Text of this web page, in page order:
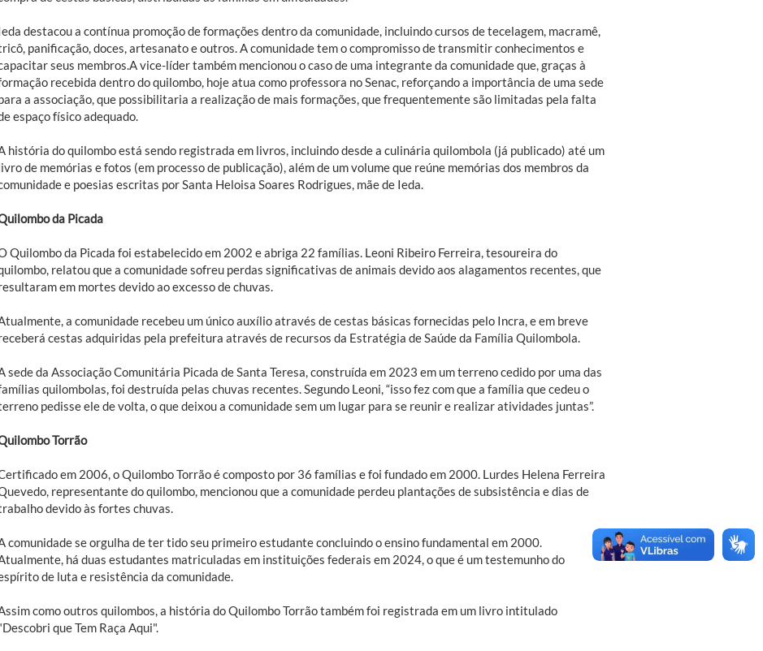
destacou a contínua promoção de formações dentro da comunidade, incluindo cursos de tecelagem, macramê,
panificação, doces, artesanato e outros. A comunidade tem o compromisso de transmitir conhecimentos e
seus membros.A vice-líder também mencionou o caso de uma integrante da comunidade que, graças à
recebida dentro do quilombo, hoje atua como professora no Senac, reforçando a importância de uma sede
a associação, que possibilitaria a realização de mais formações, que frequentemente são limitadas pela falta
espaço físico adequado.
história do quilombo está sendo registrada em livros, incluindo desde a culinária quilombola (já publicado) até um
de memórias e fotos (em processo de publicação), além de um volume que reúne memórias dos membros da
e poesias escritas por Santa Heloisa Soares Rodrigues, mãe de Ieda.
da Picada
Quilombo da Picada foi estabelecido em 2002 e abriga 22 famílias. Leoni Ribeiro Ferreira, tesoureira do
relatou que a comunidade sofreu perdas significativas de animais devido aos alagamentos recentes, que
em mortes devido ao excesso de chuvas.
a comunidade recebeu um único auxílio através de cestas básicas fornecidas pelo Incra, e em breve
cestas adquiridas pela prefeitura através de recursos da Estratégia de Saúde da Família Quilombola.
sede da Associação Comunitária Picada de Santa Teresa, construída em 2023 em um terreno cedido por uma das
quilombolas, foi destruída pelas chuvas recentes. Segundo Leoni, “isso fez com que a família que cedeu o
pedisse ele de volta, o que deixou a comunidade sem um lugar para se reunir e realizar atividades juntas”.
Torrão
em 2006, o Quilombo Torrão é composto por 36 famílias e foi fundado em 2000. Lurdes Helena Ferreira
representante do quilombo, mencionou que a comunidade perdeu plantações de subsistência e dias de
devido às fortes chuvas.
comunidade se orgulha de ter tido seu primeiro estudante concluindo o ensino fundamental em 2000.
há duas estudantes matriculadas em instituições federais em 2024, o que é um testemunho do
de luta e resistência da comunidade.
como outros quilombos, a história do Quilombo Torrão também foi registrada em um livro intitulado
que Tem Raça Aqui".